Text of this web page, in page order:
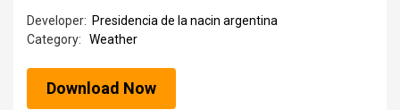
Developer: Presidencia de la nacin argentina
Category:
Weather
Download Now